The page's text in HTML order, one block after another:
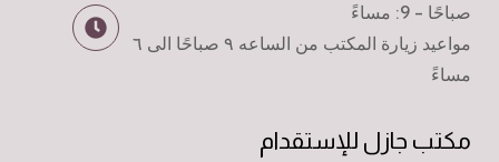
صباحًا - 9: مساءً
مواعيد زيارة المكتب من الساعه ٩ صباحًا الى ٦
مساءً
مكتب جازل للإستقدام